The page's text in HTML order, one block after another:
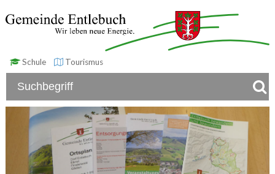
Schule Tourismus